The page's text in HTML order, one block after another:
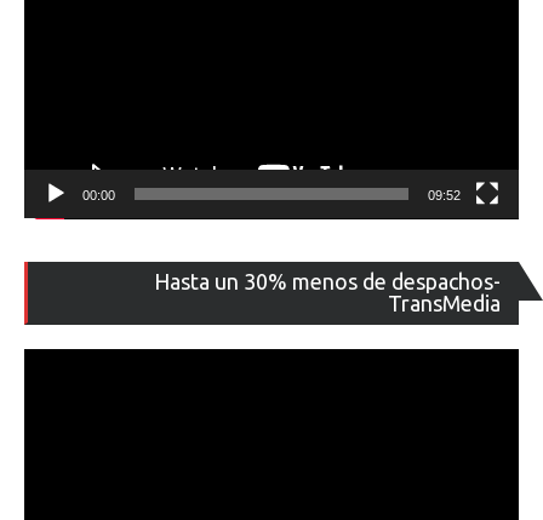
00:00 09:52
Hasta un 30% menos de despachos-
TransMedia
de